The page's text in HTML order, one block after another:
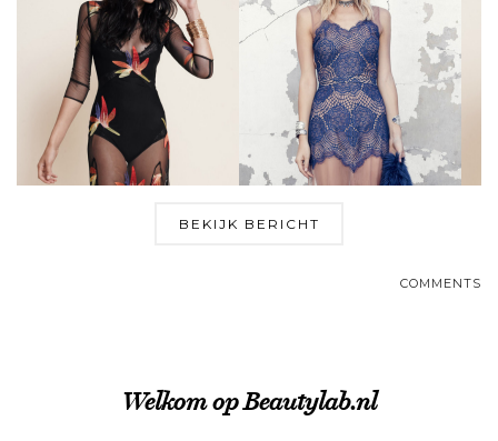
BEKIJK BERICHT
COMMENTS
Welkom op Beautylab.nl